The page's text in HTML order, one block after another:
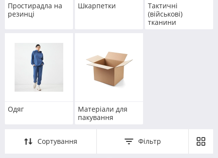
Простирадла на
резинці
Шкарпетки
Тактичні
(військові)
тканини
Одяг
Матеріали для
пакування
Сортування Фільтр